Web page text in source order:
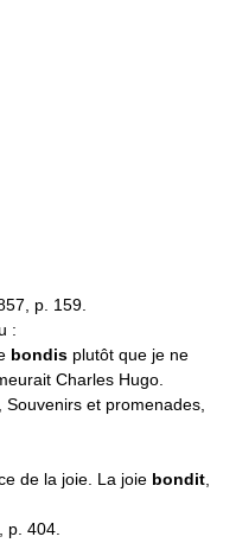
p. 159.
:
bondis plutôt que je ne
Charles Hugo.
Souvenirs et promenades,
de la joie. La joie bondit
p. 404.